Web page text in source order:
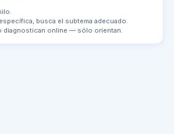
busca el subtema adecuado.
diagnostican online — sólo orientan.